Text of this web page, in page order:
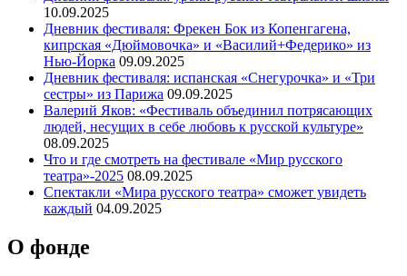
10.09.2025
Дневник фестиваля: Фрекен Бок из Копенгагена,
кипрская «Дюймовочка» и «Василий+Федерико» из
Нью-Йорка 09.09.2025
Дневник фестиваля: испанская «Снегурочка» и «Три
сестры» из Парижа 09.09.2025
Валерий Яков: «Фестиваль объединил потрясающих
людей, несущих в себе любовь к русской культуре»
08.09.2025
Что и где смотреть на фестивале «Мир русского
театра»-2025 08.09.2025
Спектакли «Мира русского театра» сможет увидеть
каждый 04.09.2025
О фонде